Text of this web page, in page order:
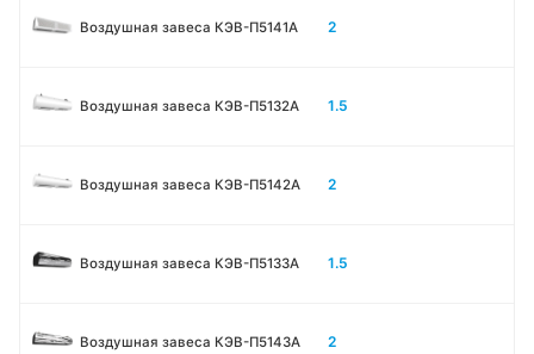
Воздушная завеса КЭВ-П5141А 2
Воздушная завеса КЭВ-П5132А 1.5
Воздушная завеса КЭВ-П5142А 2
Воздушная завеса КЭВ-П5133A 1.5
Воздушная завеса КЭВ-П5143A 2